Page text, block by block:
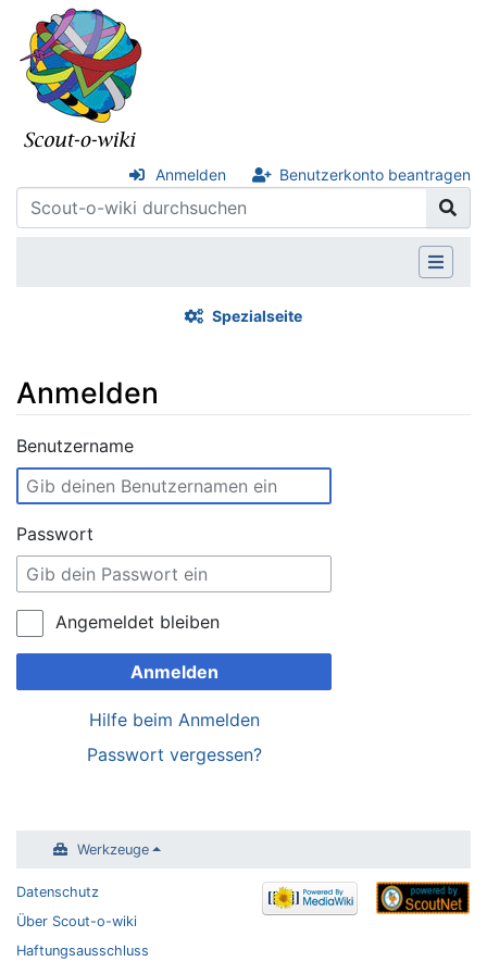
Anmelden Benutzerkonto beantragen
Spezialseite
Anmelden
Wechseln zu:Navigation
Benutzername
Passwort
Angemeldet bleiben
Anmelden
Hilfe beim Anmelden
Passwort vergessen?
Werkzeuge
Datenschutz
Über Scout-o-wiki
Haftungsausschluss